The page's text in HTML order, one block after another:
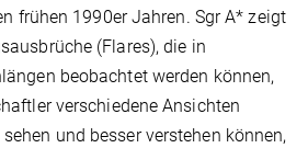
frühen 1990er Jahren. Sgr A* zeigt
(Flares), die in
beobachtet werden können,
verschiedene Ansichten
und besser verstehen können,